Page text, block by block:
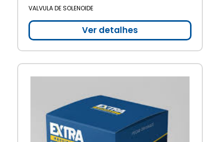
VALVULA DE SOLENOIDE
Ver detalhes